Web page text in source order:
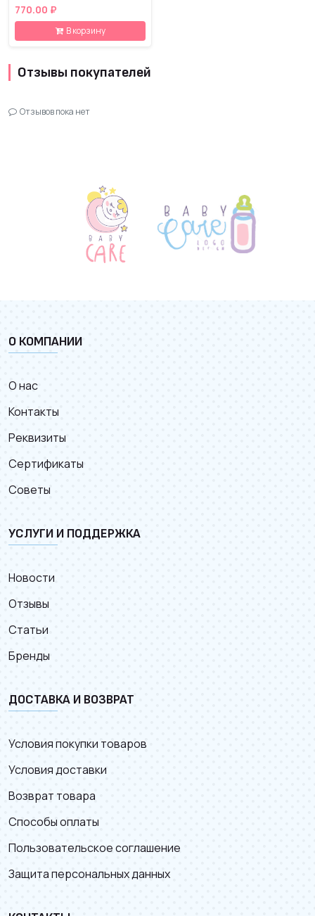
770.00 ₽
В корзину
Отзывы покупателей
Отзывов пока нет
О КОМПАНИИ
О нас
Контакты
Реквизиты
Сертификаты
Советы
УСЛУГИ И ПОДДЕРЖКА
Новости
Отзывы
Статьи
Бренды
ДОСТАВКА И ВОЗВРАТ
Условия покупки товаров
Условия доставки
Возврат товара
Способы оплаты
Пользовательское соглашение
Защита персональных данных